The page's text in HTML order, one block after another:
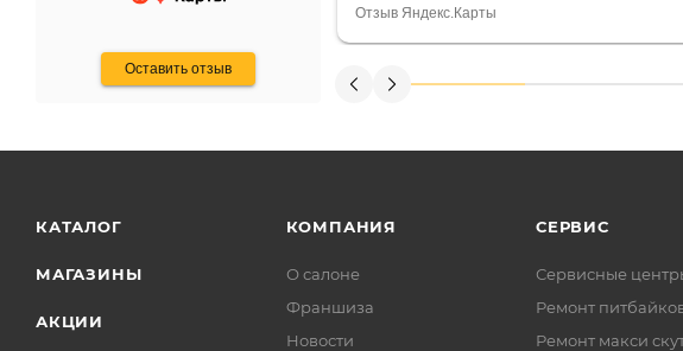
Оставить отзыв
Считаю, что это говорит о
Отзыв Яндекс.Карты
КАТАЛОГ
МАГАЗИНЫ
АКЦИИ
КОМПАНИЯ
О салоне
Франшиза
Новости
СЕРВИС
Сервисные
Ремонт
Ремонт макси